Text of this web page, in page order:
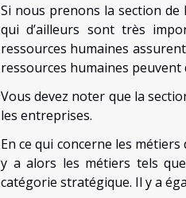
Si nous prenons la section
qui d’ailleurs sont très
ressources humaines
ressources humaines
Vous devez noter que la
les entreprises.
En ce qui concerne les
y a alors les métiers tels
catégorie stratégique. Il y a